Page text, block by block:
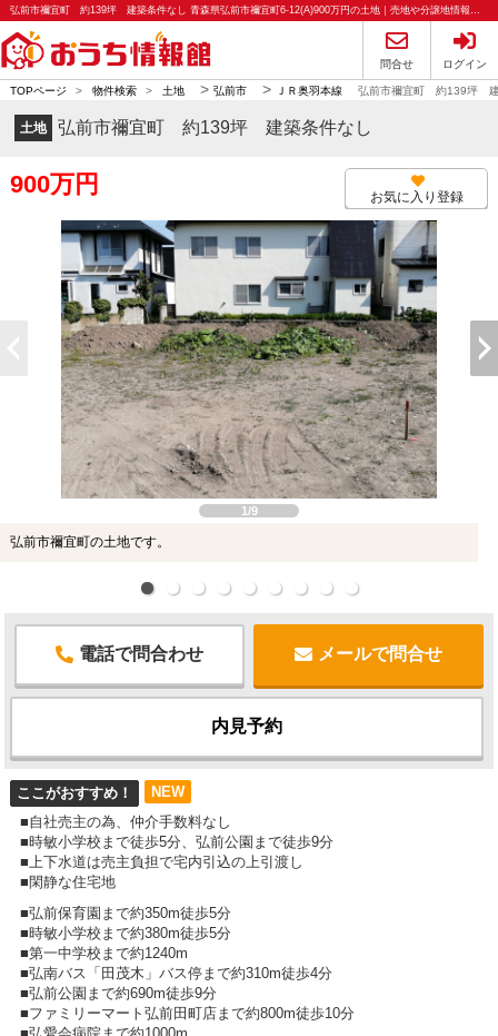
弘前市禰宜町 約139坪 建築条件なし 青森県弘前市禰宜町6-12(A)900万円の土地｜売地や分譲地情報｜おうち情報館
問合せ ログイン
TOPページ > 物件検索 > 土地 > 弘前市 > ＪＲ奥羽本線 弘前市禰宜町 約139坪 建
土地 弘前市禰宜町 約139坪 建築条件なし
900万円 お気に入り登録
1/9
弘前市禰宜町の土地です。
電話で問合わせ メールで問合せ
内見予約
ここがおすすめ！
NEW
■自社売主の為、仲介手数料なし
■時敏小学校まで徒歩5分、弘前公園まで徒歩9分
■上下水道は売主負担で宅内引込の上引渡し
■閑静な住宅地
■弘前保育園まで約350m徒歩5分
■時敏小学校まで約380m徒歩5分
■第一中学校まで約1240m
■弘南バス「田茂木」バス停まで約310m徒歩4分
■弘前公園まで約690m徒歩9分
■ファミリーマート弘前田町店まで約800m徒歩10分